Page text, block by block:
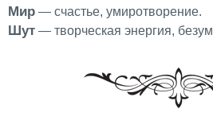
Мир — счастье, умиротворение.
Шут — творческая энергия,